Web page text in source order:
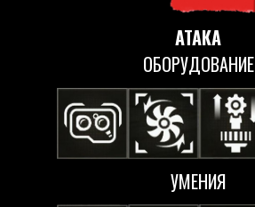
АТАКА
ОБОРУДОВАНИЕ
УМЕНИЯ